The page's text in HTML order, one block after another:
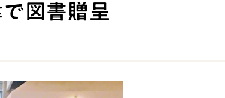
「平和の文化」を構築
「持続可能な開発目標（SDGs）」の
図書贈呈